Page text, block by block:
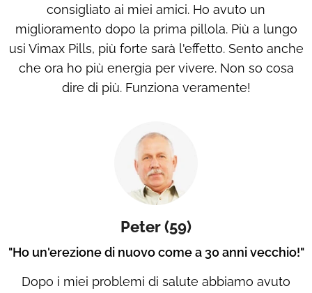
consigliato ai miei amici. Ho avuto un
miglioramento dopo la prima pillola. Più a lungo
usi Vimax Pills, più forte sarà l'effetto. Sento anche
che ora ho più energia per vivere. Non so cosa
dire di più. Funziona veramente!
Peter (59)
"Ho un'erezione di nuovo come a 30 anni vecchio!"
Dopo i miei problemi di salute abbiamo avuto